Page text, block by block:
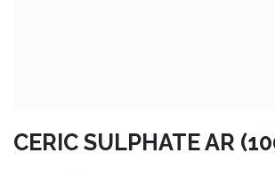
CERIC SULPHATE AR